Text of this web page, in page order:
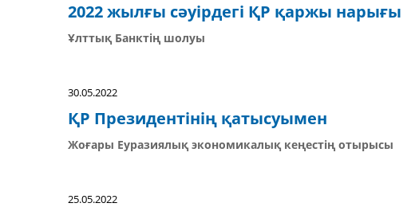
2022 жылғы сәуірдегі ҚР қаржы нарығы
Ұлттық Банктің шолуы
30.05.2022
ҚР Президентінің қатысуымен
Жоғары Еуразиялық экономикалық кеңестің отырысы
25.05.2022